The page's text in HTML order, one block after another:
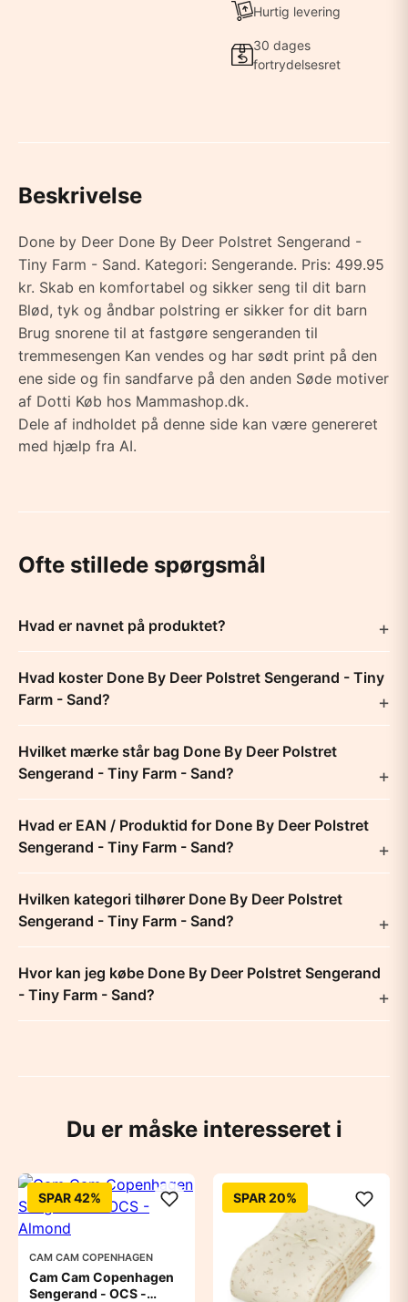
Hurtig levering
30 dages
fortrydelsesret
Beskrivelse
Done by Deer Done By Deer Polstret Sengerand -
Tiny Farm - Sand. Kategori: Sengerande. Pris: 499.95
kr. Skab en komfortabel og sikker seng til dit barn
Blød, tyk og åndbar polstring er sikker for dit barn
Brug snorene til at fastgøre sengeranden til
tremmesengen Kan vendes og har sødt print på den
ene side og fin sandfarve på den anden Søde motiver
af Dotti Køb hos Mammashop.dk.
Dele af indholdet på denne side kan være genereret
med hjælp fra AI.
Ofte stillede spørgsmål
Hvad er navnet på produktet?
Hvad koster Done By Deer Polstret Sengerand - Tiny
Farm - Sand?
Hvilket mærke står bag Done By Deer Polstret
Sengerand - Tiny Farm - Sand?
Hvad er EAN / Produktid for Done By Deer Polstret
Sengerand - Tiny Farm - Sand?
Hvilken kategori tilhører Done By Deer Polstret
Sengerand - Tiny Farm - Sand?
Hvor kan jeg købe Done By Deer Polstret Sengerand
- Tiny Farm - Sand?
Du er måske interesseret i
SPAR 42%
CAM CAM COPENHAGEN
Cam Cam Copenhagen
Sengerand - OCS -
SPAR 20%